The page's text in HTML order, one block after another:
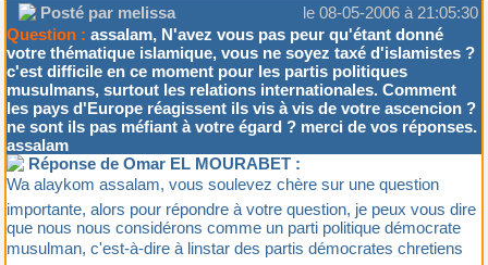
Posté par melissa
le 08-05-2006 à 21:05:30
Question : assalam, N'avez vous pas peur qu'étant donné
votre thématique islamique, vous ne soyez taxé d'islamistes ?
c'est difficile en ce moment pour les partis politiques
musulmans, surtout les relations internationales. Comment
les pays d'Europe réagissent ils vis à vis de votre ascencion ?
ne sont ils pas méfiant à votre égard ? merci de vos réponses.
assalam
Réponse de Omar EL MOURABET :
Wa alaykom assalam, vous soulevez chère sur une question
importante, alors pour répondre à votre question, je peux vous dire
que nous nous considérons comme un parti politique démocrate
musulman, c'est-à-dire à linstar des partis démocrates chretiens